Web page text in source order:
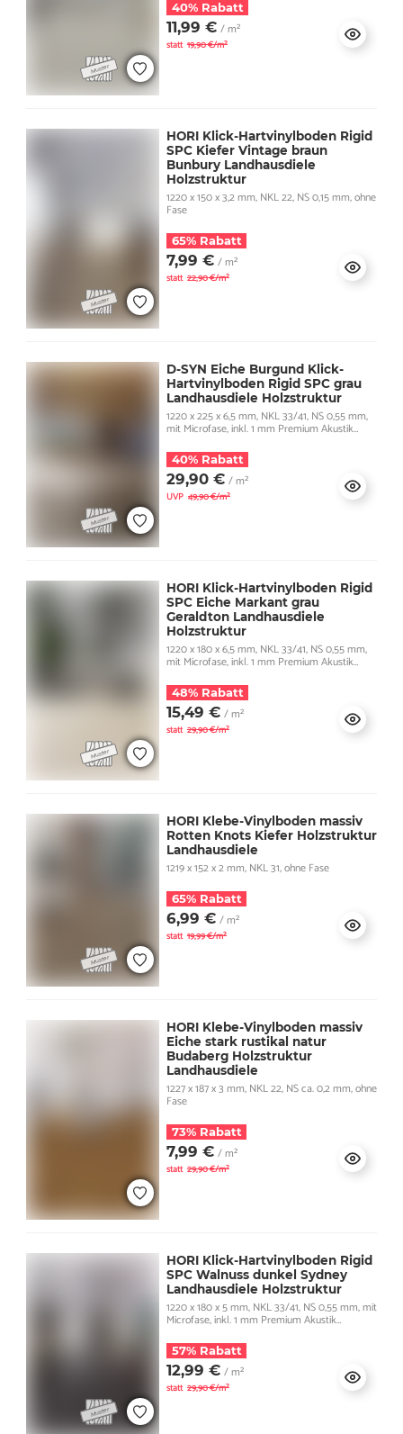
40% Rabatt
11,99 € / m²
statt 19,90 €/m²
HORI Klick-Hartvinylboden Rigid
SPC Kiefer Vintage braun
Bunbury Landhausdiele
Holzstruktur
1220 x 150 x 3,2 mm, NKL 22, NS 0,15 mm, ohne
Fase
65% Rabatt
7,99 € / m²
statt 22,90 €/m²
D-SYN Eiche Burgund Klick-
Hartvinylboden Rigid SPC grau
Landhausdiele Holzstruktur
1220 x 225 x 6,5 mm, NKL 33/41, NS 0,55 mm,
mit Microfase, inkl. 1 mm Premium Akustik
40% Rabatt
29,90 € / m²
UVP 49,90 €/m²
HORI Klick-Hartvinylboden Rigid
SPC Eiche Markant grau
Geraldton Landhausdiele
Holzstruktur
1220 x 180 x 6,5 mm, NKL 33/41, NS 0,55 mm,
mit Microfase, inkl. 1 mm Premium Akustik
48% Rabatt
15,49 € / m²
statt 29,90 €/m²
HORI Klebe-Vinylboden massiv
Rotten Knots Kiefer Holzstruktur
Landhausdiele
1219 x 152 x 2 mm, NKL 31, ohne Fase
65% Rabatt
6,99 € / m²
statt 19,99 €/m²
HORI Klebe-Vinylboden massiv
Eiche stark rustikal natur
Budaberg Holzstruktur
Landhausdiele
1227 x 187 x 3 mm, NKL 22, NS ca. 0,2 mm, ohne
Fase
73% Rabatt
7,99 € / m²
statt 29,90 €/m²
HORI Klick-Hartvinylboden Rigid
SPC Walnuss dunkel Sydney
Landhausdiele Holzstruktur
1220 x 180 x 5 mm, NKL 33/41, NS 0,55 mm, mit
Microfase, inkl. 1 mm Premium Akustik
57% Rabatt
12,99 € / m²
statt 29,90 €/m²